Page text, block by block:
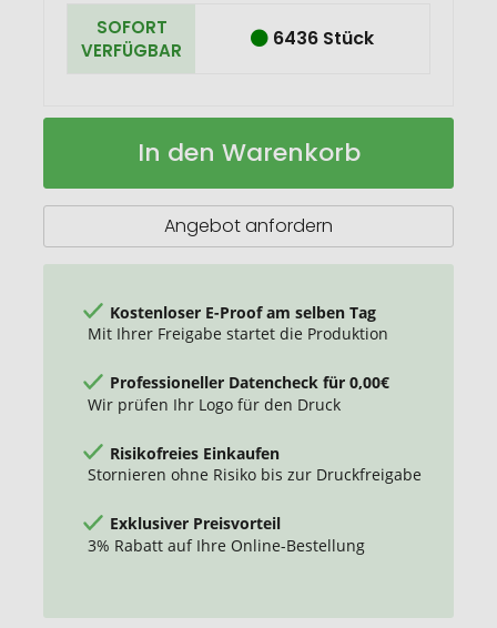
SOFORT
VERFÜGBAR
6436 Stück
AZO
Panel
Auf
In den Warenkorb
Angebot anfordern
Kostenloser E-Proof am selben Tag
Mit Ihrer Freigabe startet die Produktion
Professioneller Datencheck für 0,00€
Wir prüfen Ihr Logo für den Druck
Risikofreies Einkaufen
Stornieren ohne Risiko bis zur Druckfreigabe
Exklusiver Preisvorteil
3% Rabatt auf Ihre Online-Bestellung